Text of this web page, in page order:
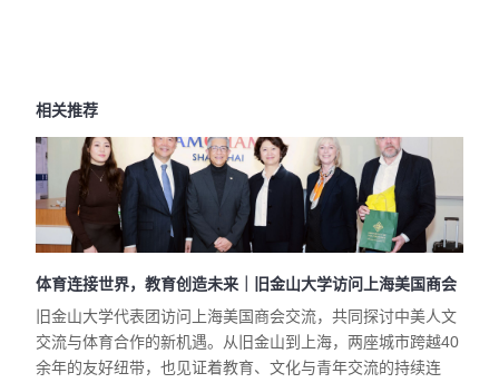
相关推荐
体育连接世界，教育创造未来｜旧金山大学访问上海美国商会
旧金山大学代表团访问上海美国商会交流，共同探讨中美人文
交流与体育合作的新机遇。从旧金山到上海，两座城市跨越40
余年的友好纽带，也见证着教育、文化与青年交流的持续连